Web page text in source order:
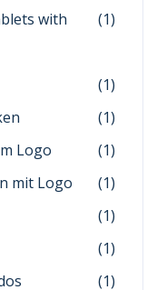
with
(1)
(1)
(1)
Logo
(1)
mit Logo
(1)
(1)
(1)
(1)